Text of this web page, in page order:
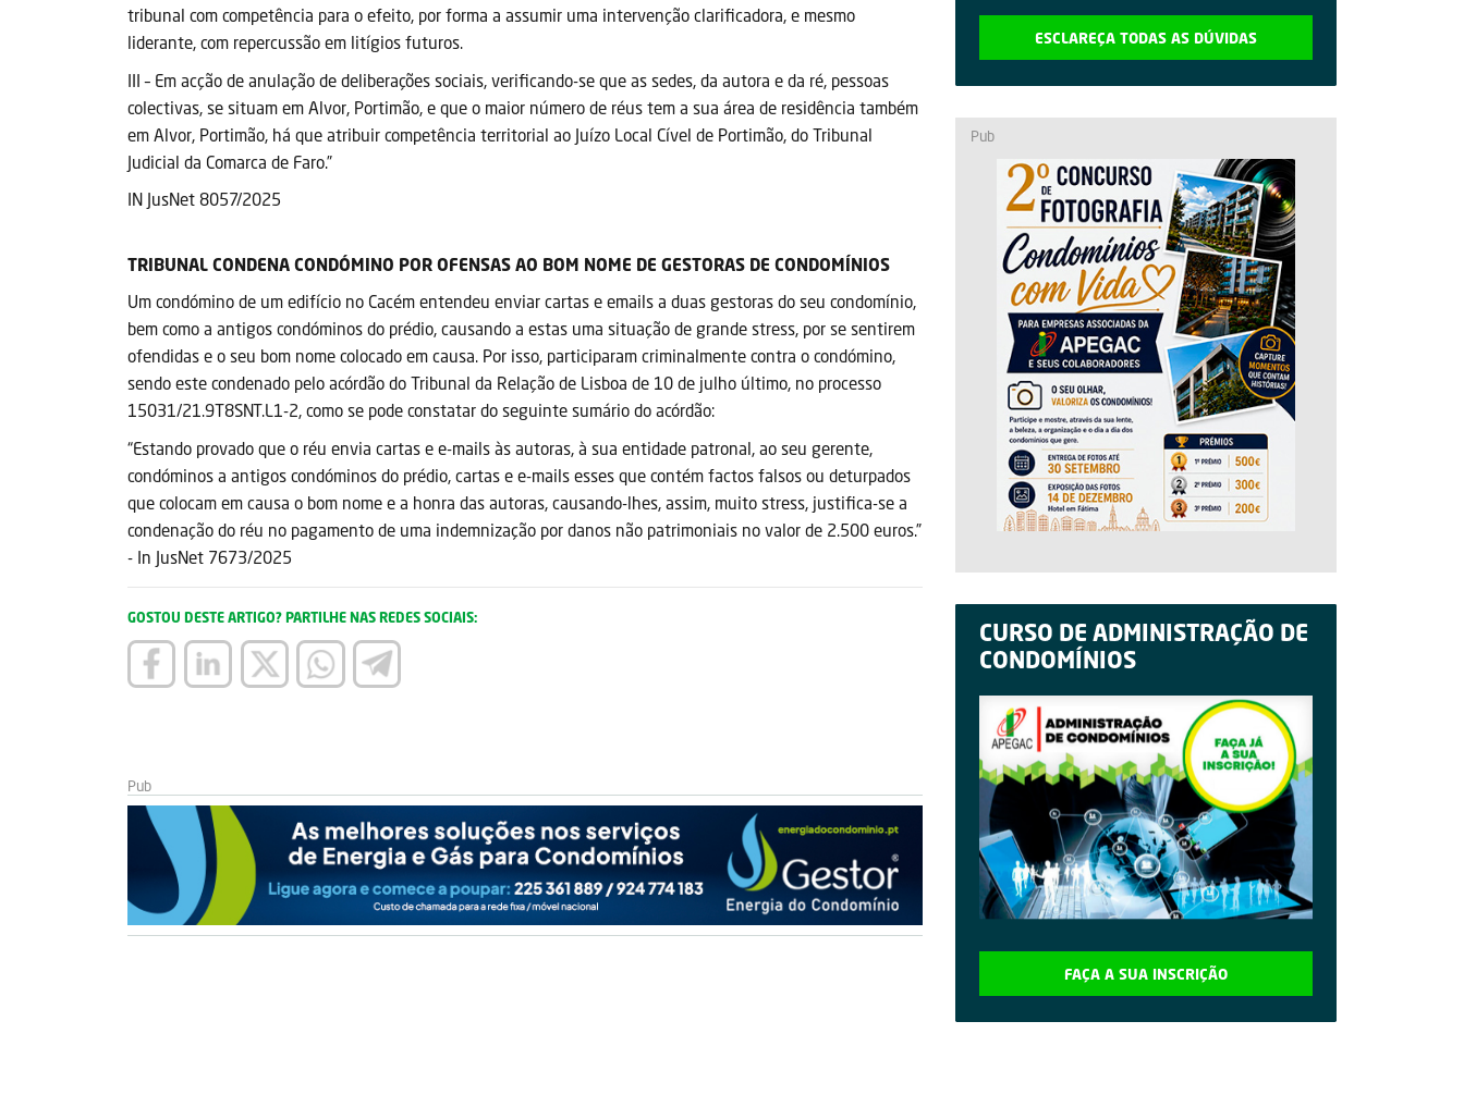
tribunal com competência para o efeito, por forma a assumir uma intervenção clarificadora, e mesmo
liderante, com repercussão em litígios futuros.
III – Em acção de anulação de deliberações sociais, verificando-se que as sedes, da autora e da ré, pessoas
colectivas, se situam em Alvor, Portimão, e que o maior número de réus tem a sua área de residência também
em Alvor, Portimão, há que atribuir competência territorial ao Juízo Local Cível de Portimão, do Tribunal
Judicial da Comarca de Faro.”
IN JusNet 8057/2025
TRIBUNAL CONDENA CONDÓMINO POR OFENSAS AO BOM NOME DE GESTORAS DE CONDOMÍNIOS
Um condómino de um edifício no Cacém entendeu enviar cartas e emails a duas gestoras do seu condomínio,
bem como a antigos condóminos do prédio, causando a estas uma situação de grande stress, por se sentirem
ofendidas e o seu bom nome colocado em causa. Por isso, participaram criminalmente contra o condómino,
sendo este condenado pelo acórdão do Tribunal da Relação de Lisboa de 10 de julho último, no processo
15031/21.9T8SNT.L1-2, como se pode constatar do seguinte sumário do acórdão:
“Estando provado que o réu envia cartas e e-mails às autoras, à sua entidade patronal, ao seu gerente,
condóminos a antigos condóminos do prédio, cartas e e-mails esses que contém factos falsos ou deturpados
que colocam em causa o bom nome e a honra das autoras, causando-lhes, assim, muito stress, justifica-se a
condenação do réu no pagamento de uma indemnização por danos não patrimoniais no valor de 2.500 euros.”
- In JusNet 7673/2025
GOSTOU DESTE ARTIGO? PARTILHE NAS REDES SOCIAIS:
ESCLAREÇA TODAS AS DÚVIDAS
CURSO DE ADMINISTRAÇÃO DE
CONDOMÍNIOS
FAÇA A SUA INSCRIÇÃO